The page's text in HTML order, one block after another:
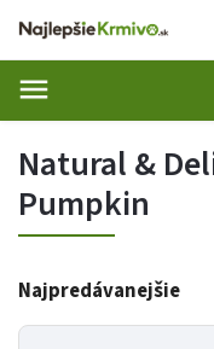
Natural &
Pumpkin
Najpredávanejšie